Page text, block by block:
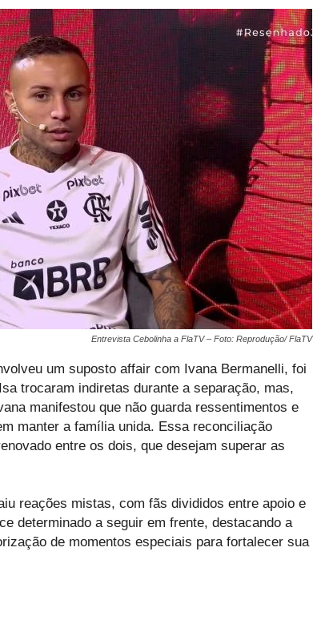
Entrevista Cebolinha a FlaTV – Foto: Reprodução/ FlaTV
um suposto affair com Ivana Bermanelli, foi
trocaram indiretas durante a separação, mas,
manifestou que não guarda ressentimentos e
manter a família unida. Essa reconciliação
entre os dois, que desejam superar as
reações mistas, com fãs divididos entre apoio e
determinado a seguir em frente, destacando a
de momentos especiais para fortalecer sua